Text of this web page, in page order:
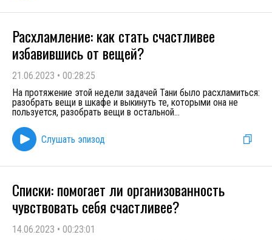
Расхламление: как стать счастливее
избавившись от вещей?
21.06.2023 • 00:28:25
На протяжение этой недели задачей Тани было расхламиться:
разобрать вещи в шкафе и выкинуть те, которыми она не
пользуется, разобрать вещи в остальной...
Слушать эпизод
Списки: помогает ли организованность
чувствовать себя счастливее?
14.06.2023 • 00:23:01